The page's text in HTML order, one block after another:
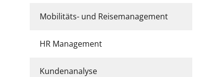
Mobilitäts- und Reisemanagement
HR Management
Kundenanalyse